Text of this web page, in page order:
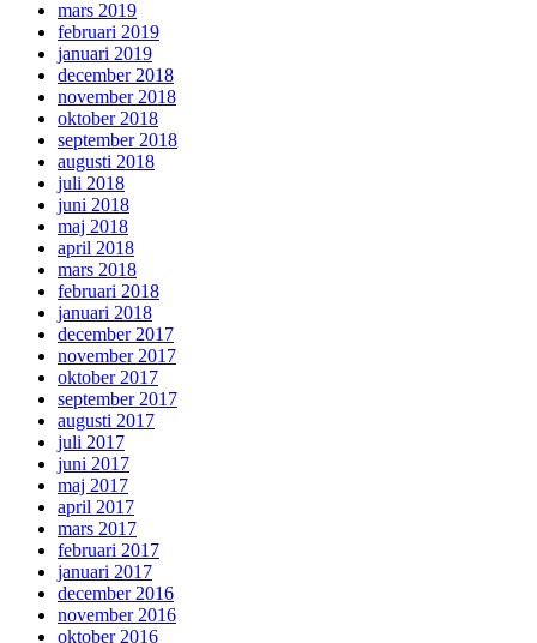
mars 2019
februari 2019
januari 2019
december 2018
november 2018
oktober 2018
september 2018
augusti 2018
juli 2018
juni 2018
maj 2018
april 2018
mars 2018
februari 2018
januari 2018
december 2017
november 2017
oktober 2017
september 2017
augusti 2017
juli 2017
juni 2017
maj 2017
april 2017
mars 2017
februari 2017
januari 2017
december 2016
november 2016
oktober 2016